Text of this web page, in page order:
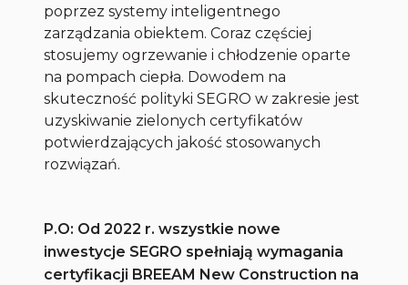
poprzez systemy inteligentnego
zarządzania obiektem. Coraz częściej
stosujemy ogrzewanie i chłodzenie oparte
na pompach ciepła. Dowodem na
skuteczność polityki SEGRO w zakresie jest
uzyskiwanie zielonych certyfikatów
potwierdzających jakość stosowanych
rozwiązań.
P.O: Od 2022 r. wszystkie nowe
inwestycje SEGRO spełniają wymagania
certyfikacji BREEAM New Construction na